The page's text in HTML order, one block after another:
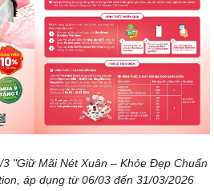
"Giữ Mãi Nét Xuân – Khỏe Đẹp Chuẩn
áp dụng từ 06/03 đến 31/03/2026